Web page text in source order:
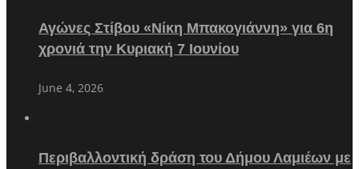
Αγώνες Στίβου «Νίκη Μπακογιάννη» για 6η
χρονιά την Κυριακή 7 Ιουνίου
June 4, 2026
Περιβαλλοντική δράση του Δήμου Λαμιέων με